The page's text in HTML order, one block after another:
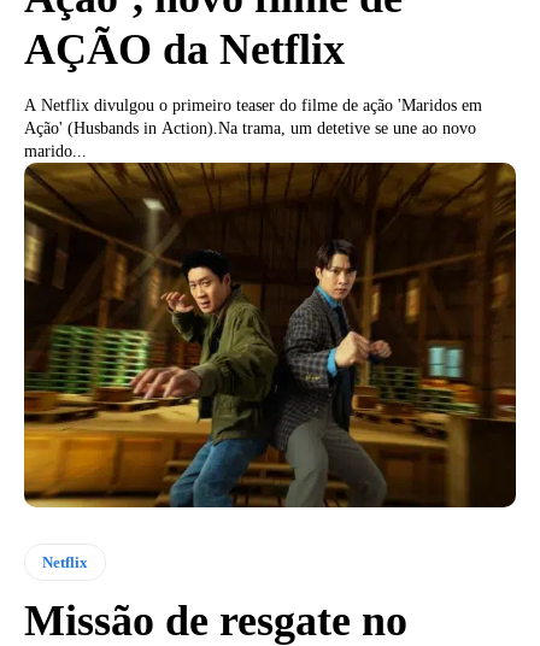
AÇÃO da Netflix
A Netflix divulgou o primeiro teaser do filme de ação 'Maridos em
Ação' (Husbands in Action).Na trama, um detetive se une ao novo
marido...
Netflix
Missão de resgate no